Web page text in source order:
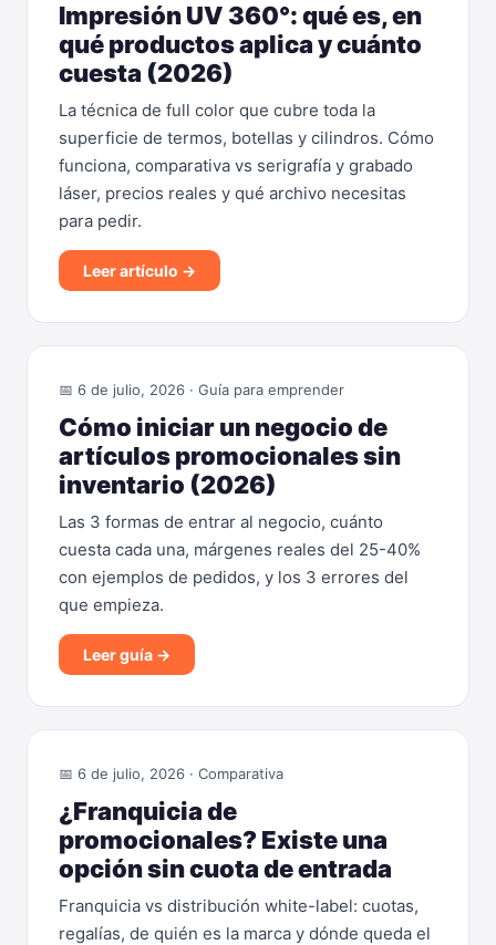
Impresión UV 360°: qué es, en
qué productos aplica y cuánto
cuesta (2026)
La técnica de full color que cubre toda la
superficie de termos, botellas y cilindros. Cómo
funciona, comparativa vs serigrafía y grabado
láser, precios reales y qué archivo necesitas
para pedir.
Leer artículo →
📅 6 de julio, 2026 · Guía para emprender
Cómo iniciar un negocio de
artículos promocionales sin
inventario (2026)
Las 3 formas de entrar al negocio, cuánto
cuesta cada una, márgenes reales del 25-40%
con ejemplos de pedidos, y los 3 errores del
que empieza.
Leer guía →
📅 6 de julio, 2026 · Comparativa
¿Franquicia de
promocionales? Existe una
opción sin cuota de entrada
Franquicia vs distribución white-label: cuotas,
regalías, de quién es la marca y dónde queda el